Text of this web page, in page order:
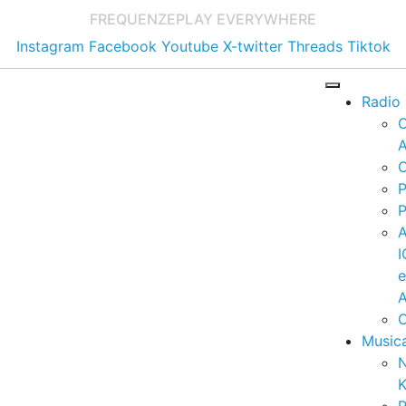
FREQUENZEPLAY EVERYWHERE
Instagram Facebook Youtube X-twitter Threads Tiktok
Radio
e